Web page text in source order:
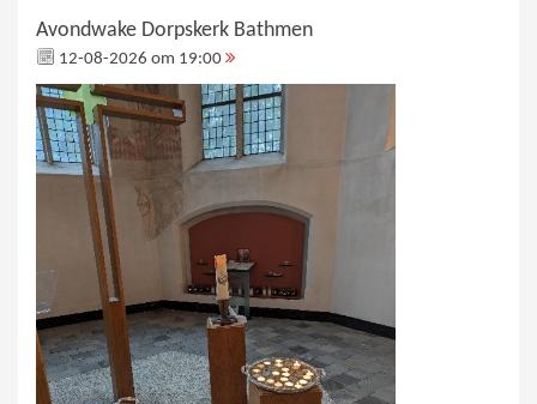
Avondwake Dorpskerk Bathmen
12-08-2026 om 19:00